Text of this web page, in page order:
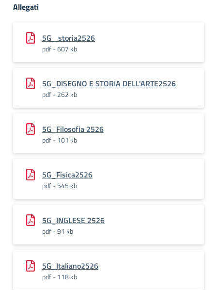
Allegati
5G_ storia2526
pdf - 607 kb
5G_DISEGNO E STORIA DELL'ARTE2526
pdf - 262 kb
5G_Filosofia 2526
pdf - 101 kb
5G_Fisica2526
pdf - 545 kb
5G_INGLESE 2526
pdf - 91 kb
5G_Italiano2526
pdf - 118 kb